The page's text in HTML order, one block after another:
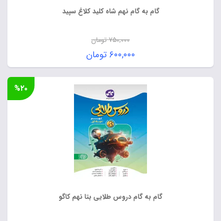
گام به گام نهم شاه کلید کلاغ سپید
۷۵۰,۰۰۰تومان
قیمت
اصلی:
۷۵۰,۰۰۰ تومان
بود.
۶۰۰,۰۰۰ تومان
قیمت
فعلی:
۶۰۰,۰۰۰ تومان.
گام به گام دروس طلایی بتا نهم کاگو
%۲۰